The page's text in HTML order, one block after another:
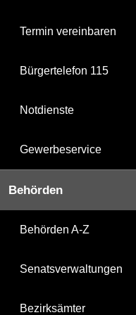
Termin vereinbaren
Bürgertelefon 115
Notdienste
Gewerbeservice
Behörden
Behörden A-Z
Senatsverwaltungen
Bezirksämter